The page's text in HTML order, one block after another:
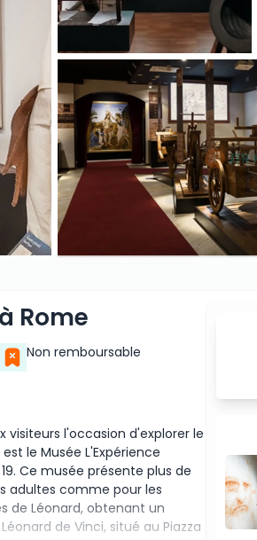
Rome
Non remboursable
visiteurs l'occasion d'explorer le
le Musée L'Expérience
Ce musée présente plus de
adultes comme pour les
de Léonard, obtenant un
de Vinci, situé au Piazza